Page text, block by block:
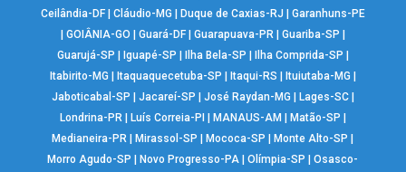
Ceilândia-DF| Cláudio-MG | Duque de Caxias-RJ | Garanhuns-PE
| GOIÂNIA-GO | Guará-DF| Guarapuava-PR | Guariba-SP |
Guarujá-SP | Iguapé-SP | Ilha Bela-SP | Ilha Comprida-SP |
Itabirito-MG | Itaquaquecetuba-SP | Itaqui-RS | Ituiutaba-MG |
Jaboticabal-SP | Jacareí-SP | José Raydan-MG | Lages-SC|
Londrina-PR | Luís Correia-PI | MANAUS-AM | Matão-SP |
Medianeira-PR |Mirassol-SP |Mococa-SP |Monte Alto-SP |
Morro Agudo-SP |Novo Progresso-PA |Olímpia-SP |Osasco-